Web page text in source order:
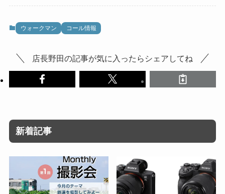
ウォークマン コール情報
店長野田の記事が気に入ったらシェアしてね
新着記事